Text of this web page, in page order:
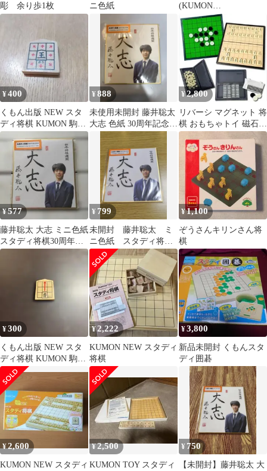
彫 余り歩1枚
ニ色紙
(KUMON
PUBLISHING) スタデ
ィ将棋 知育玩具 おもち
ゃ 初心者から 5歳以上
WS-33
¥400
くもん出版 NEW スタ
ディ将棋 KUMON 駒★
王の駒 木製
¥888
未使用未開封 藤井聡太
大志 色紙 30周年記念特
¥2,800
リバーシ マグネット 将
棋 おもちゃトイ 磁石
こども スタディ
¥577
藤井聡太 大志 ミニ色紙
スタディ将棋30周年記
念限定特典
¥ 799
未開封 藤井聡太 ミ
ニ色紙 スタディ将棋
30周年限定特典
¥1,100
ぞうさんキリンさん将
棋
¥300
くもん出版 NEW スタ
ディ将棋 KUMON 駒
香
¥2,222
KUMON NEW スタディ
将棋
¥3,800
新品未開封 くもんスタ
ディ囲碁
¥2,600
KUMON NEW スタディ
¥2,500
KUMON TOY スタディ
¥ 750
【未開封】藤井聡太 大